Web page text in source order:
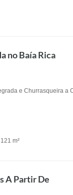
no Baía Rica
e Churrasqueira a
m²
A Partir De